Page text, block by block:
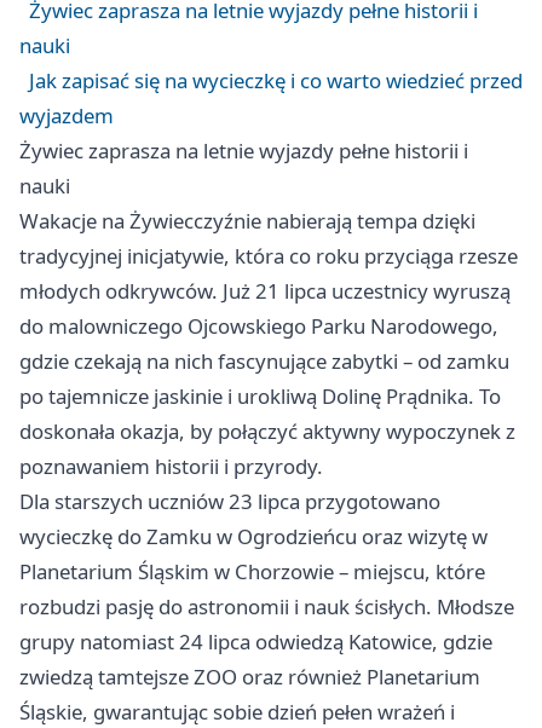
Żywiec zaprasza na letnie wyjazdy pełne historii i
nauki
Jak zapisać się na wycieczkę i co warto wiedzieć przed
wyjazdem
Żywiec zaprasza na letnie wyjazdy pełne historii i
nauki
Wakacje na Żywiecczyźnie nabierają tempa dzięki
tradycyjnej inicjatywie, która co roku przyciąga rzesze
młodych odkrywców. Już 21 lipca uczestnicy wyruszą
do malowniczego Ojcowskiego Parku Narodowego,
gdzie czekają na nich fascynujące zabytki – od zamku
po tajemnicze jaskinie i urokliwą Dolinę Prądnika. To
doskonała okazja, by połączyć aktywny wypoczynek z
poznawaniem historii i przyrody.
Dla starszych uczniów 23 lipca przygotowano
wycieczkę do Zamku w Ogrodzieńcu oraz wizytę w
Planetarium Śląskim w Chorzowie – miejscu, które
rozbudzi pasję do astronomii i nauk ścisłych. Młodsze
grupy natomiast 24 lipca odwiedzą Katowice, gdzie
zwiedzą tamtejsze ZOO oraz również Planetarium
Śląskie, gwarantując sobie dzień pełen wrażeń i